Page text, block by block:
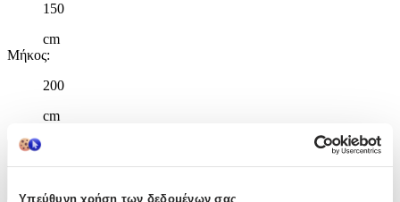
Υπεύθυνη χρήση των δεδομένων σας
150
cm
Μήκος:
200
cm
Χαρακτηριστικά